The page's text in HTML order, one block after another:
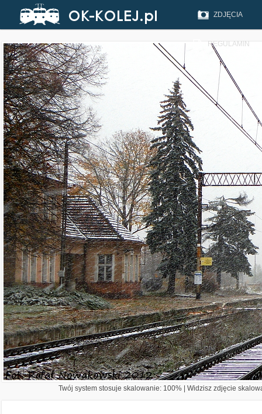
ZDJĘCIA
REGULAMIN
Twój system stosuje skalowanie: 100% | Widzisz zdjęcie